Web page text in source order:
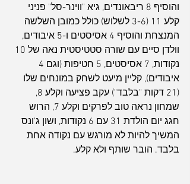
והוסיף 8 ריבאונדים, גיא "ווינר-סל" פניני
קלע 11 (3-6 לשלוש) כולל כמובן השלשה
המנצחת והוסיף 4 אסיסטים ו-5 איבודים,
איבודים), קליין מיעט לשחק במונחים שלו
(21 דקות "בלבד") עקב פציעה וקלע 8,
שמחון נראה טוב לפרקים וקלע 7, הרוש
חגג יום הולדת 31 עם 6 נקודות, ושון ג'ונס
המשיך להיות לא מורגש עם נקודה אחת
בלבד. הובר שותף ולא קלע.